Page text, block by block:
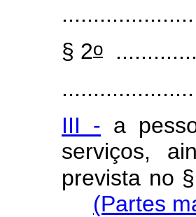
§ 2o
III - a
serviços,
prevista no
(Partes